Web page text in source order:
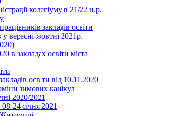
колегіуму в 21/22 н.р.
закладів освіти
у вересні-жовтні 2021р.
в закладах освіти міста
освіти від 10.11.2020
зимових канікул
2020/2021
24 січня 2021